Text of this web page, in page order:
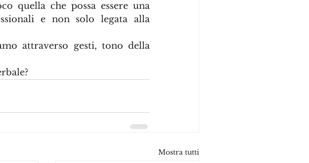
quella che possa essere una
e non solo legata alla
attraverso gesti, tono della
Mostra tutti